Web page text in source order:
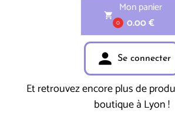
shopping_cart
0
Mon panier
0.00 €
person Se connecter
Et retrouvez encore plus de
boutique à Lyon !